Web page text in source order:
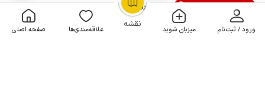
نقشه ورود / ثبت‌نام میزبان شوید علاقه‌مندی‌ها صفحه اصلی
OpenStreetMap
10% تخفیف از 5 شب